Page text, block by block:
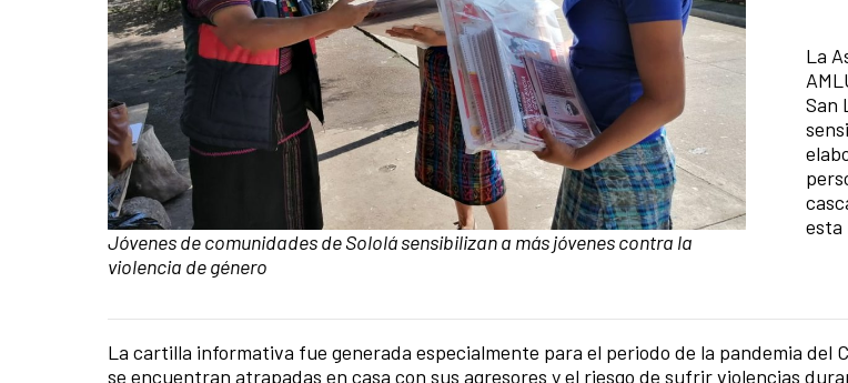
Pie de foto:
Jóvenes de comunidades de Sololá sensibilizan a más jóvenes contra la
violencia de género
La
San
esta
Contenido de la noticia
La cartilla informativa fue generada especialmente para el periodo de la pandemia del
se encuentran atrapadas en casa con sus agresores y el riesgo de sufrir violencias